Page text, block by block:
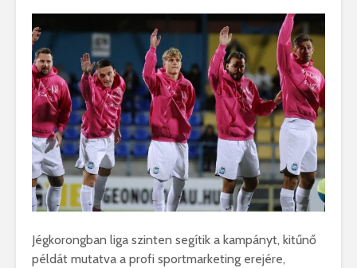
Jégkorongban liga szinten segítik a kampányt, kitűnő
példát mutatva a profi sportmarketing erejére,